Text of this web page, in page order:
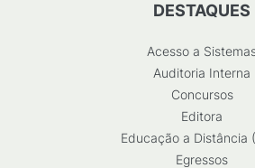
DESTAQUES
Acesso a
Auditoria Interna
Concursos
Editora
Educação a Distância
Egressos